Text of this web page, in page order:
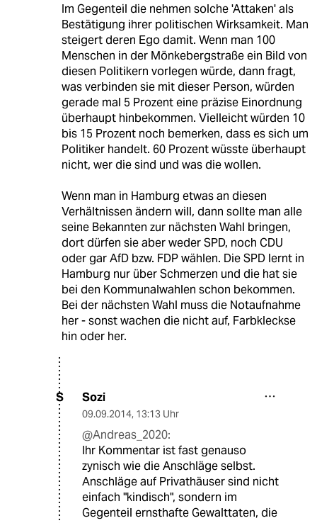
Im Gegenteil die nehmen solche 'Attaken' als
Bestätigung ihrer politischen Wirksamkeit. Man
steigert deren Ego damit. Wenn man 100
Menschen in der Mönkebergstraße ein Bild von
diesen Politikern vorlegen würde, dann fragt,
was verbinden sie mit dieser Person, würden
gerade mal 5 Prozent eine präzise Einordnung
überhaupt hinbekommen. Vielleicht würden 10
bis 15 Prozent noch bemerken, dass es sich um
Politiker handelt. 60 Prozent wüsste überhaupt
nicht, wer die sind und was die wollen.
Wenn man in Hamburg etwas an diesen
Verhältnissen ändern will, dann sollte man alle
seine Bekannten zur nächsten Wahl bringen,
dort dürfen sie aber weder SPD, noch CDU
oder gar AfD bzw. FDP wählen. Die SPD lernt in
Hamburg nur über Schmerzen und die hat sie
bei den Kommunalwahlen schon bekommen.
Bei der nächsten Wahl muss die Notaufnahme
her - sonst wachen die nicht auf, Farbkleckse
hin oder her.
S Sozi
09.09.2014, 13:13 Uhr
@Andreas_2020:
Ihr Kommentar ist fast genauso
zynisch wie die Anschläge selbst.
Anschläge auf Privathäuser sind nicht
einfach "kindisch", sondern im
Gegenteil ernsthafte Gewalttaten, die